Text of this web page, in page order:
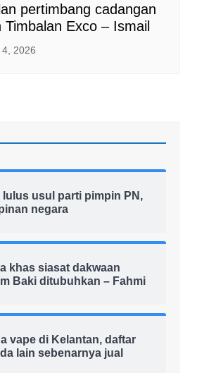
pertimbang cadangan
Exco – Ismail
4, 2026
lulus usul parti pimpin PN,
negara
khas siasat dakwaan
Baki ditubuhkan – Fahmi
vape di Kelantan, daftar
lain sebenarnya jual